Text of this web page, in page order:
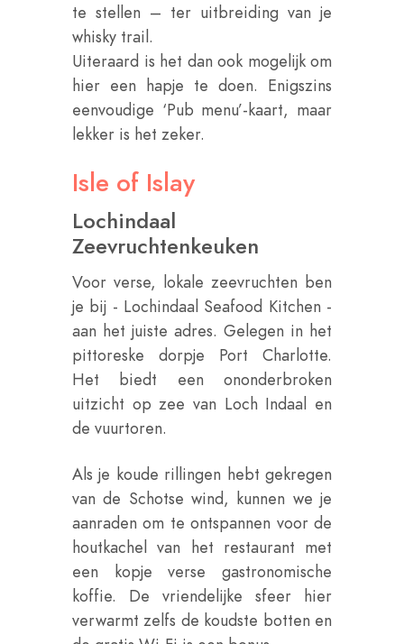
te stellen – ter uitbreiding van je
whisky trail.
Uiteraard is het dan ook mogelijk om
hier een hapje te doen. Enigszins
eenvoudige ‘Pub menu’-kaart, maar
lekker is het zeker.
Isle of Islay
Lochindaal
Zeevruchtenkeuken
Voor verse, lokale zeevruchten ben
je bij - Lochindaal Seafood Kitchen -
aan het juiste adres. Gelegen in het
pittoreske dorpje Port Charlotte.
Het biedt een ononderbroken
uitzicht op zee van Loch Indaal en
de vuurtoren.
Als je koude rillingen hebt gekregen
van de Schotse wind, kunnen we je
aanraden om te ontspannen voor de
houtkachel van het restaurant met
een kopje verse gastronomische
koffie. De vriendelijke sfeer hier
verwarmt zelfs de koudste botten en